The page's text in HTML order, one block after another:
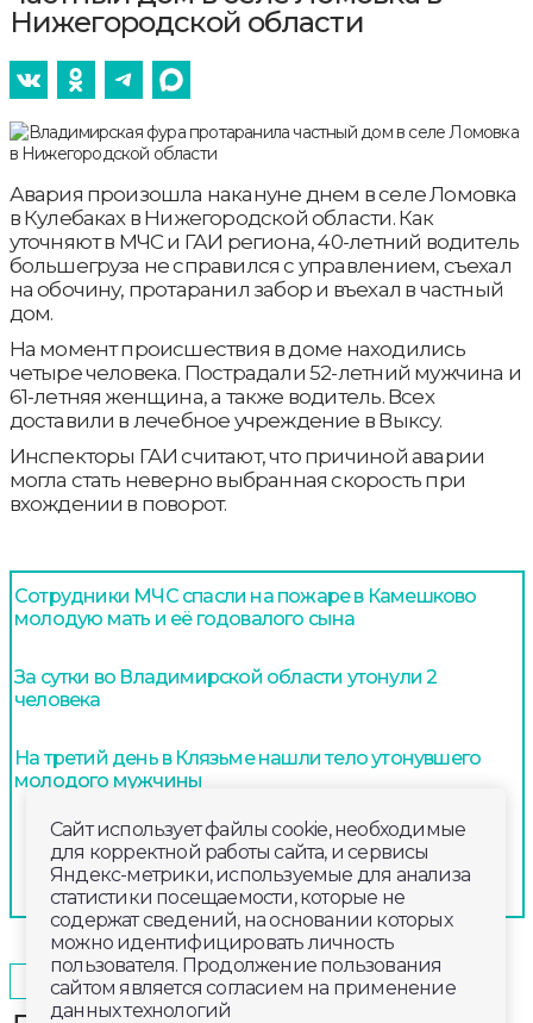
Нижегородской области
Авария произошла накануне днем в селе Ломовка
в Кулебаках в Нижегородской области. Как
уточняют в МЧС и ГАИ региона, 40-летний водитель
большегруза не справился с управлением, съехал
на обочину, протаранил забор и въехал в частный
дом.
На момент происшествия в доме находились
четыре человека. Пострадали 52-летний мужчина и
61-летняя женщина, а также водитель. Всех
доставили в лечебное учреждение в Выксу.
Инспекторы ГАИ считают, что причиной аварии
могла стать неверно выбранная скорость при
вхождении в поворот.
Сотрудники МЧС спасли на пожаре в Камешково
молодую мать и её годовалого сына
За сутки во Владимирской области утонули 2
человека
На третий день в Клязьме нашли тело утонувшего
молодого мужчины
ОБЩЕСТВО 2025-03-04 14:50
Сайт использует файлы cookie, необходимые
для корректной работы сайта, и сервисы
Яндекс-метрики, используемые для анализа
статистики посещаемости, которые не
содержат сведений, на основании которых
можно идентифицировать личность
пользователя. Продолжение пользования
сайтом является согласием на применение
данных технологий